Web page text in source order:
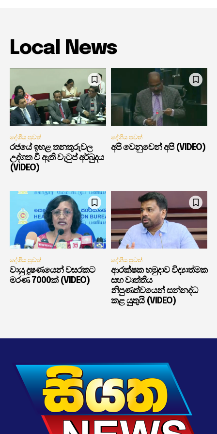
Local News
දේශීය පුවත්
රජයේ ඉහළ තනතුරුවල
උද්ගත වී ඇති වැටුප් අර්බුදය
(VIDEO)
දේශීය පුවත්
අපි වෙනුවෙන් අපි (VIDEO)
දේශීය පුවත්
වායු දූෂණයෙන් වසරකට
මරණ 7000ක් (VIDEO)
දේශීය පුවත්
ආරක්ෂක හමුදාව විද්‍යාත්මක
සහ වෘත්තීය
නිපුණත්වයෙන් සන්නද්ධ
කළ යුතුයි (VIDEO)